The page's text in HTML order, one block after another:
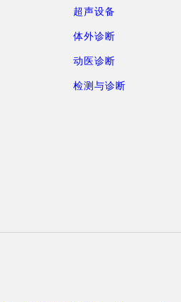
超声设备
体外诊断
动医诊断
检测与诊断